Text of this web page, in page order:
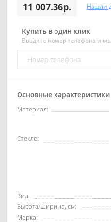
11 007.36р. Нашли
Купить в один клик
Введите номер телефона и
Основные характеристики
Материал:
Стекло:
Вид:
Высота/ширина, см:
Марка: